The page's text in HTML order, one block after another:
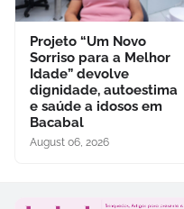
Projeto “Um Novo
Sorriso para a Melhor
Idade” devolve
dignidade, autoestima
e saúde a idosos em
Bacabal
August 06, 2026